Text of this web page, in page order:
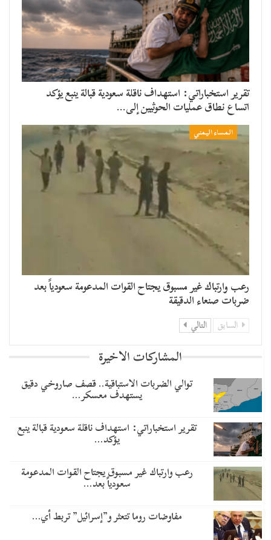
تقرير استخباراتي: استهداف ناقلة سعودية قبالة ينبع يؤكد
اتساع نطاق عمليات الحوثيين إلى…
المساء اليمني
رعب وارتباك غير مسبوق يجتاح القوات المدعومة سعودياً بعد
ضربات صنعاء الدقيقة
السابق التالي
المشاركات الاخيرة
توالي الضربات الاستباقية.. قصف صاروخي دقيق
يستهدف معسكر…
تقرير استخباراتي: استهداف ناقلة سعودية قبالة ينبع
يؤكد…
رعب وارتباك غير مسبوق يجتاح القوات المدعومة
سعودياً بعد…
مفاوضات روما تتعثر و”إسرائيل” تربط أي…